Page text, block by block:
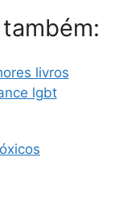
livros
lgbt